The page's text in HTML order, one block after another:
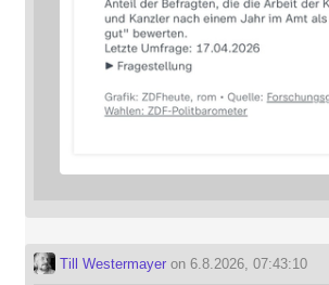
Till Westermayeron 6.8.2026, 07:43:10